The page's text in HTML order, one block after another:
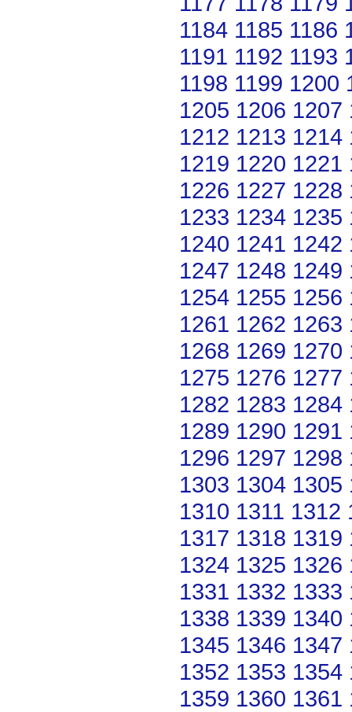
1184 1185 1186
1191 1192 1193
1198 1199 1200
1205 1206 1207
1212 1213 1214
1219 1220 1221
1226 1227 1228
1233 1234 1235
1240 1241 1242
1247 1248 1249
1254 1255 1256
1261 1262 1263
1268 1269 1270
1275 1276 1277
1282 1283 1284
1289 1290 1291
1296 1297 1298
1303 1304 1305
1310 1311 1312
1317 1318 1319
1324 1325 1326
1331 1332 1333
1338 1339 1340
1345 1346 1347
1352 1353 1354
1359 1360 1361